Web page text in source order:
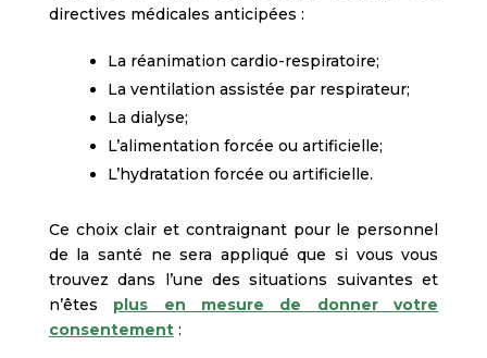
directives médicales anticipées :
La réanimation cardio-respiratoire;
La ventilation assistée par respirateur;
La dialyse;
L’alimentation forcée ou artificielle;
L’hydratation forcée ou artificielle.
Ce choix clair et contraignant pour le personnel
de la santé ne sera appliqué que si vous vous
trouvez dans l’une des situations suivantes et
n’êtes plus en mesure de donner votre
consentement: